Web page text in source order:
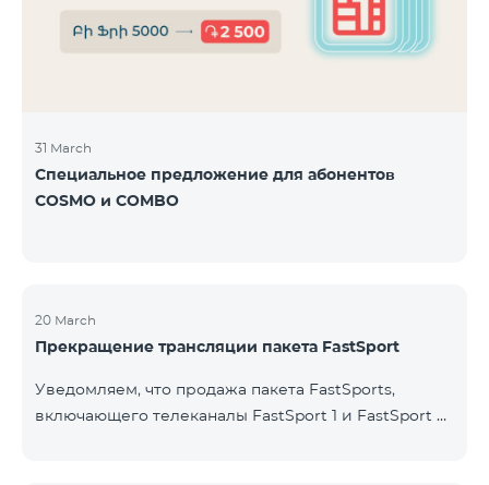
31 March
Специальное предложение для абонентов
COSMO и COMBO
20 March
Прекращение трансляции пакета FastSport
Уведомляем, что продажа пакета FastSports,
включающего телеканалы FastSport 1 и FastSport 2,